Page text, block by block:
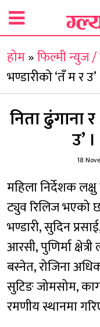
होम»फिल्मी न्युज
भण्डारीको ‘तँ म र
निता ढुंगाना
उ’
18
महिला निर्देशक
ट्युव रिलिज भएको
भण्डारी, सुदिन
आरसी, पुणिर्मा
बस्नेत, रोजिना
सुटिङ जोमसोम,
रमणीय स्थानमा